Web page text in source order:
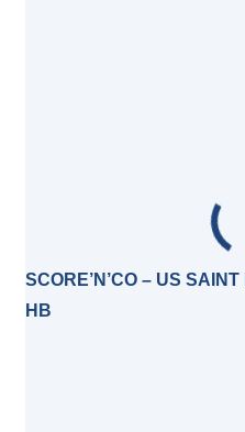
SCORE’N’CO – US
HB